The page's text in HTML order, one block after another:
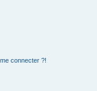
connecter ?!